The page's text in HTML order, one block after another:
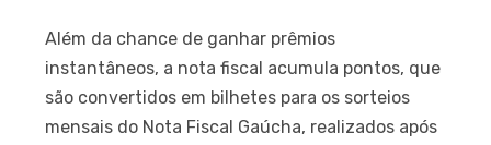
Além da chance de ganhar prêmios
instantâneos, a nota fiscal acumula pontos, que
são convertidos em bilhetes para os sorteios
mensais do Nota Fiscal Gaúcha, realizados após